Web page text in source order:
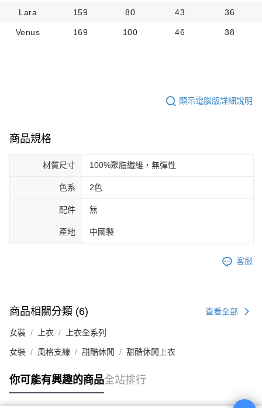
Lara 159 80 43 36
Venus 169 100 46 38
顯示電腦版詳細說明
商品規格
材質尺寸 100%聚脂纖維，無彈性
色系 2色
配件 無
產地 中國製
客服
商品相關分類 (6) 查看全部
女裝 上衣 上衣全系列
女裝 風格支線 甜酷休閒 甜酷休閒上衣
你可能有興趣的商品全站排行